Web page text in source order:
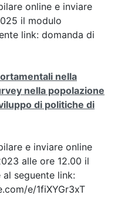
online e inviare
il modulo
link: domanda di
nella
nella popolazione
di politiche di
e inviare online
alle ore 12.00 il
seguente link:
e/1fiXYGr3xT